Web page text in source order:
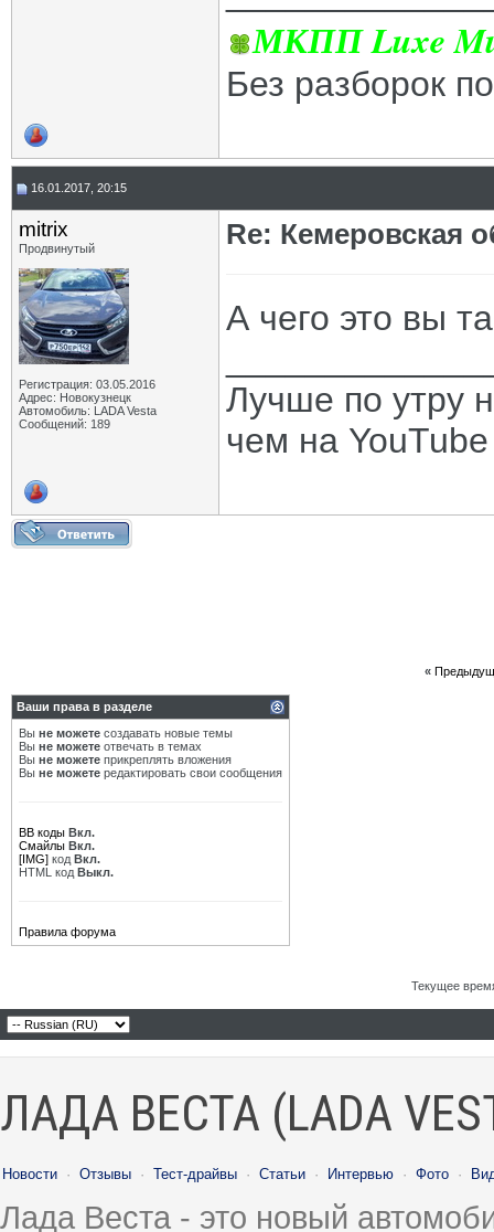
МКПП Luxe
Без разборок
16.01.2017, 20:15
mitrix
Продвинутый
Регистрация: 03.05.2016
Адрес: Новокузнецк
Автомобиль: LADA Vesta
Сообщений: 189
Re: Кемеровская
А чего это вы
Лучше по утру
чем на
«
Ваши права в разделе
Вы не можете создавать новые темы
Вы не можете отвечать в темах
Вы не можете прикреплять вложения
Вы не можете редактировать свои сообщения
BB коды Вкл.
Смайлы Вкл.
[IMG] код Вкл.
HTML код Выкл.
Правила форума
Текущее
ЛАДА ВЕСТА (LADA
Новости · Отзывы · Тест-драйвы · Статьи · Интервью · Фото ·
Лада Веста - это новый